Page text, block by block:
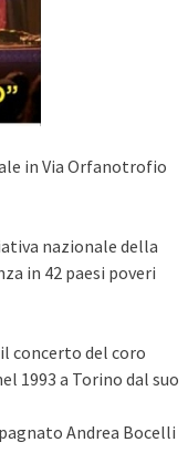
in Via Orfanotrofio
nazionale della
in 42 paesi poveri
concerto del coro
1993 a Torino dal suo
Andrea Bocelli